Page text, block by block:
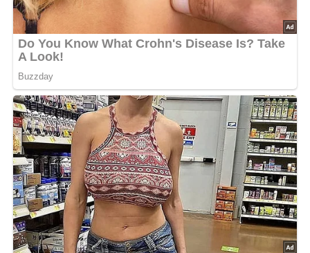
Zutaten für den Kartoffelsalat
mit Rettich